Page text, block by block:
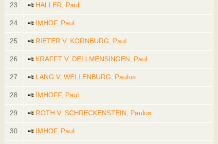
23 HALLER, Paul
24 IMHOF, Paul
25 RIETER V. KORNBURG, Paul
26 KRAFFT V. DELLMENSINGEN, Paul
27 LANG V. WELLENBURG, Paulus
28 IMHOFF, Paul
29 ROTH V. SCHRECKENSTEIN, Paulus
30 IMHOF, Paul